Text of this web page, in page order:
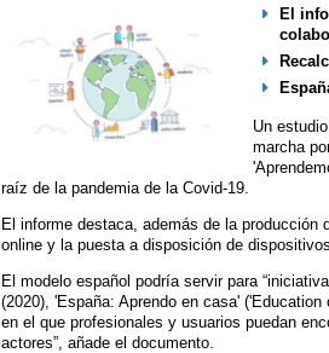
El
Un
marcha
raíz de la pandemia de la Covid-19.
El informe destaca, además de la
online y la puesta a disposición de
El modelo español podría servir para
(2020), 'España: Aprendo en casa'
en el que profesionales y usuarios puedan
actores”, añade el documento.